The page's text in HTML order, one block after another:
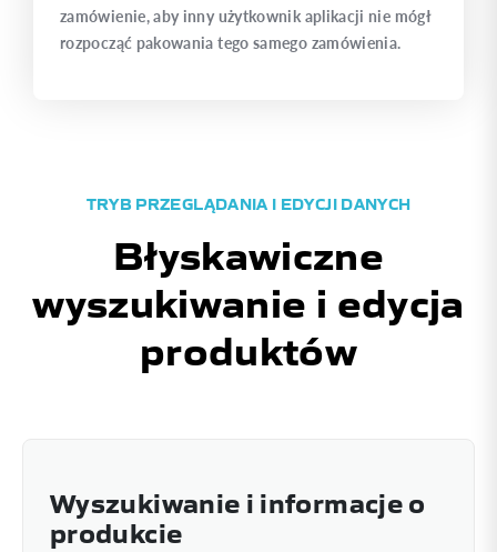
zamówienie, aby inny użytkownik aplikacji nie mógł
rozpocząć pakowania tego samego zamówienia.
Błyskawiczne
wyszukiwanie i edycja
produktów
TRYB PRZEGLĄDANIA I EDYCJI DANYCH
Wyszukiwanie i informacje o
produkcie